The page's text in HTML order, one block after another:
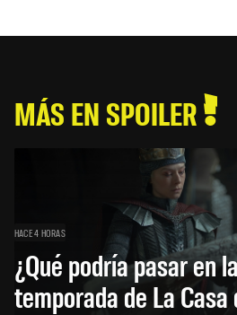
MÁS EN SPOILER
HACE 4 HORAS
¿Qué podría pasar en
temporada de La Casa